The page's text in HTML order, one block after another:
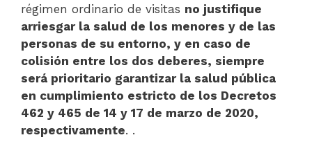
régimen ordinario de visitas no justifique
arriesgar la salud de los menores y de las
personas de su entorno, y en caso de
colisión entre los dos deberes, siempre
será prioritario garantizar la salud pública
en cumplimiento estricto de los Decretos
462 y 465 de 14 y 17 de marzo de 2020,
respectivamente. .